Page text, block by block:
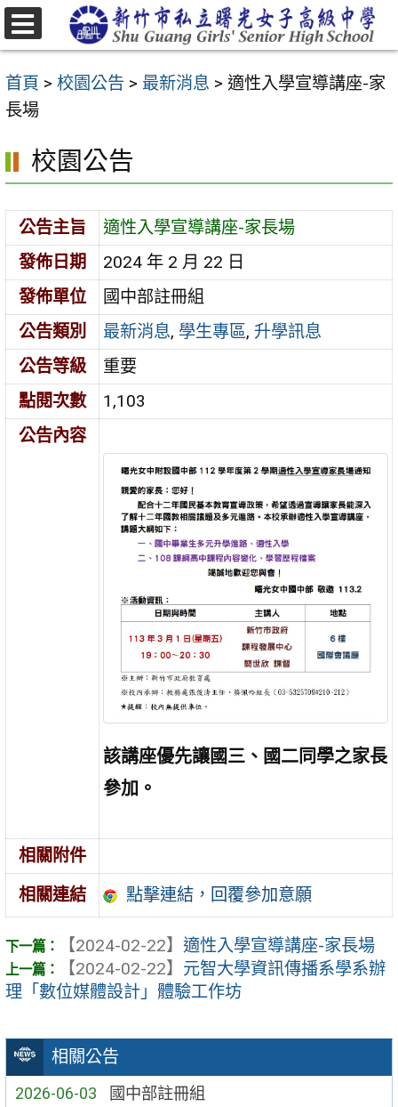
跳
至
要
內
區
首頁 > 校園公告 > 最新消息 > 適性入學宣導講座-家
長場
相關公告
2026-06-03 國中部註冊組
校園公告
公告主旨
適性入學宣導講座-家長場
發佈日期
2024 年 2 月 22 日
發佈單位
國中部註冊組
公告類別
最新消息, 學生專區, 升學訊息
公告等級
重要
點閱次數
1,103
公告內容
該講座優先讓國三、國二同學之家長
參加。
相關附件
相關連結
點擊連結，回覆參加意願
【2024-02-22】 適性入學宣導講座-家長場
【2024-02-22】 元智大學資訊傳播系學系辦
理「數位媒體設計」體驗工作坊
選
單